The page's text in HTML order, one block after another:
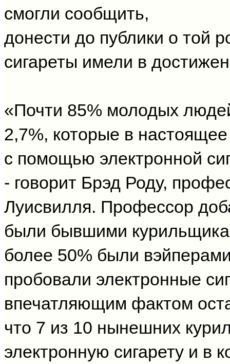
смогли сообщить,
донести до публики о той
сигареты имели в
«Почти 85% молодых
2,7%, которые в
с помощью электронной
- говорит Брэд Роду,
Луисвилля. Профессор
были бывшими
более 50% были
пробовали электронные
впечатляющим фактом
что 7 из 10 нынешних
электронную сигарету и в